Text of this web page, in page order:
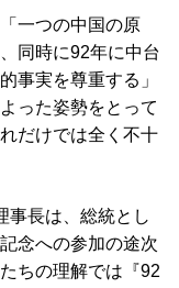
一つの中国の原
同時に92年に中台
事実を尊重する」
った姿勢をとって
だけでは全く不十
長は、総統とし
念への参加の途次
ちの理解では『92